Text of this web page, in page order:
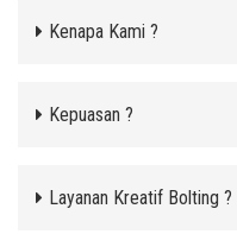
Kenapa Kami ?
Kepuasan ?
Layanan Kreatif Bolting ?